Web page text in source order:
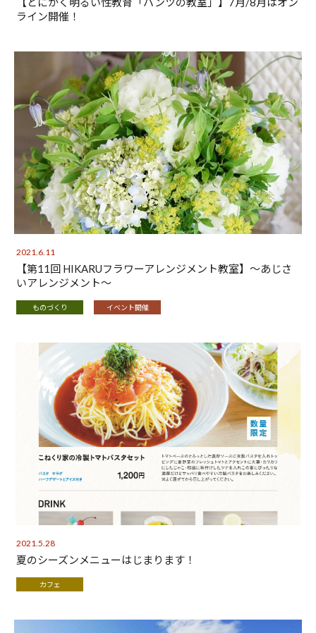
ライン開催！
2021.6.11
【第11回 HIKARUフラワーアレンジメント教室】～あじさ
いアレンジメント～
ものづくり イベント開催
2021.5.28
夏のシーズンメニューはじまります！
カフェ